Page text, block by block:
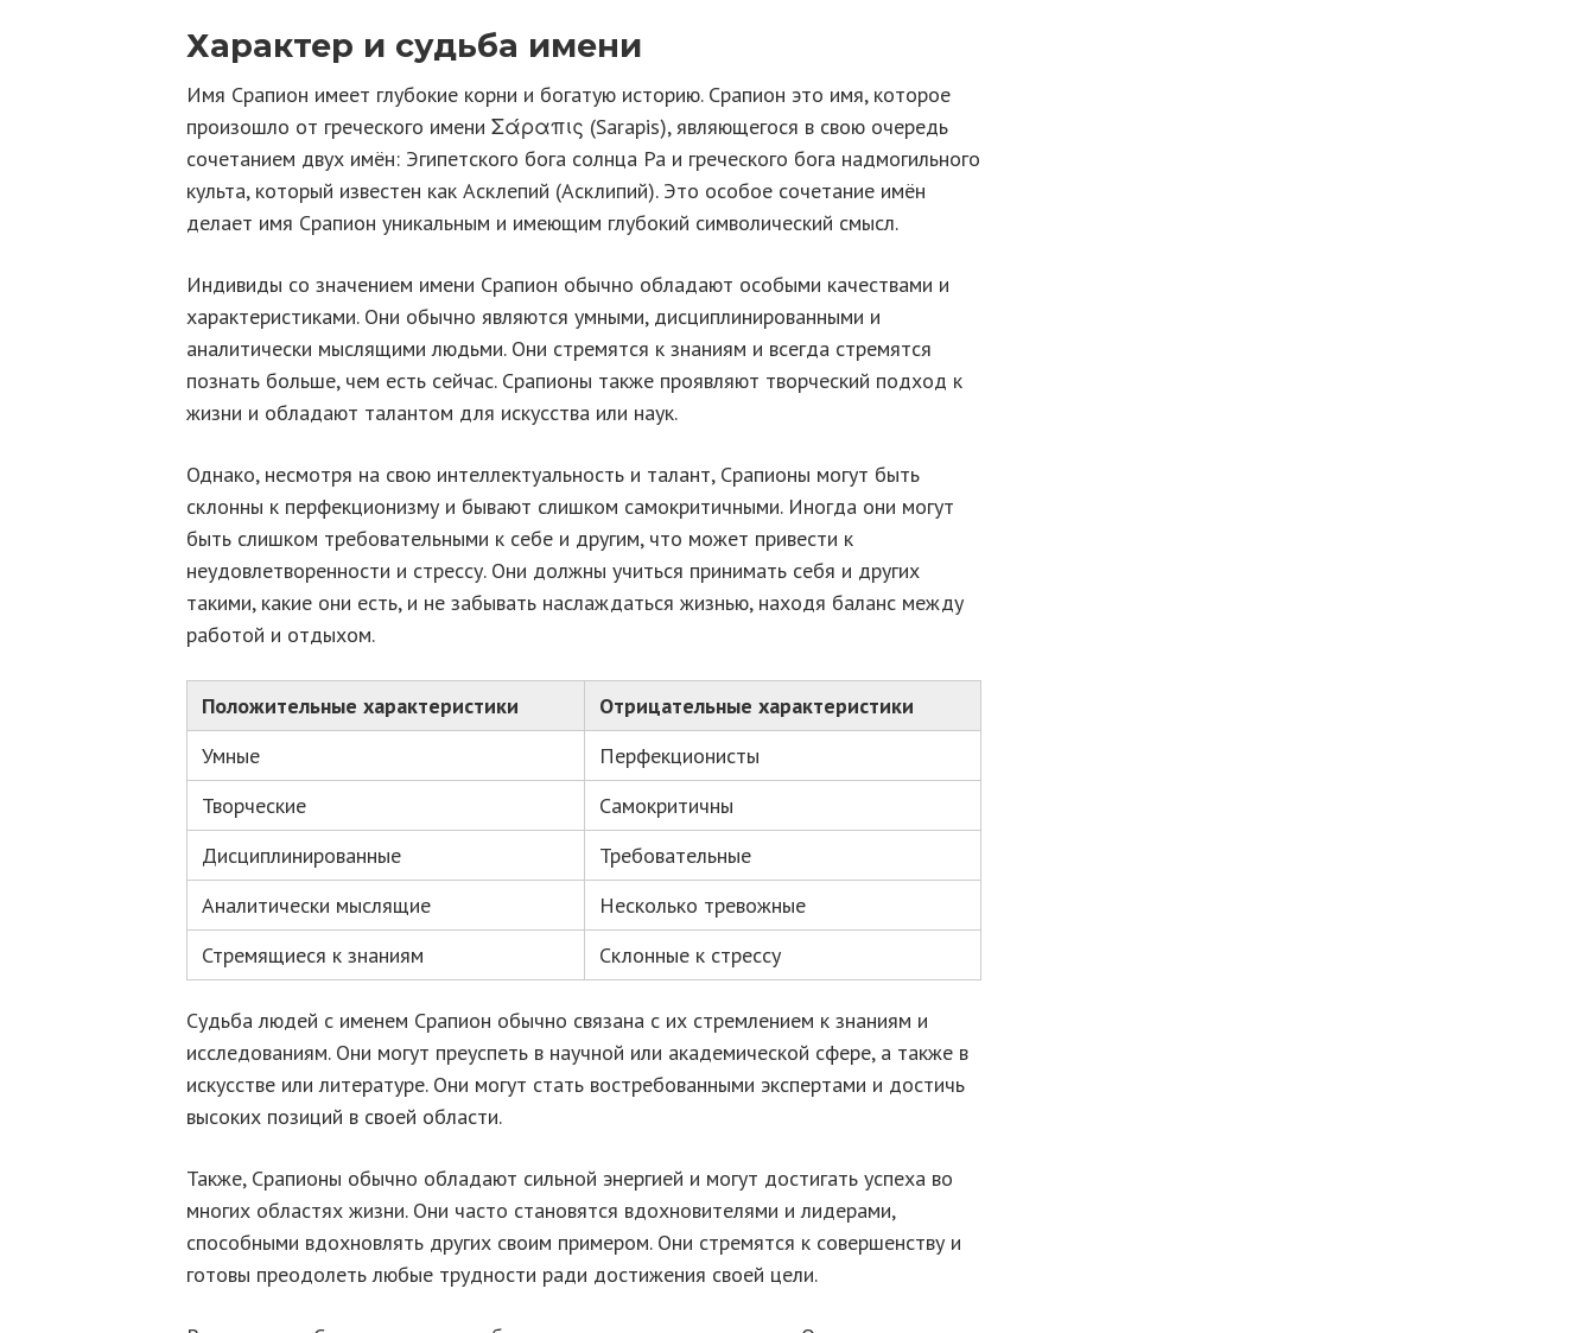
Характер и судьба имени
Имя Срапион имеет глубокие корни и богатую историю. Срапион это имя, которое
произошло от греческого имени Σάραπις (Sarapis), являющегося в свою очередь
сочетанием двух имён: Эгипетского бога солнца Ра и греческого бога надмогильного
культа, который известен как Асклепий (Асклипий). Это особое сочетание имён
делает имя Срапион уникальным и имеющим глубокий символический смысл.
Индивиды со значением имени Срапион обычно обладают особыми качествами и
характеристиками. Они обычно являются умными, дисциплинированными и
аналитически мыслящими людьми. Они стремятся к знаниям и всегда стремятся
познать больше, чем есть сейчас. Срапионы также проявляют творческий подход к
жизни и обладают талантом для искусства или наук.
Однако, несмотря на свою интеллектуальность и талант, Срапионы могут быть
склонны к перфекционизму и бывают слишком самокритичными. Иногда они могут
быть слишком требовательными к себе и другим, что может привести к
неудовлетворенности и стрессу. Они должны учиться принимать себя и других
такими, какие они есть, и не забывать наслаждаться жизнью, находя баланс между
работой и отдыхом.
Положительные характеристики
Отрицательные характеристики
Умные
Перфекционисты
Творческие
Самокритичны
Дисциплинированные
Требовательные
Аналитически мыслящие
Несколько тревожные
Стремящиеся к знаниям
Склонные к стрессу
Судьба людей с именем Срапион обычно связана с их стремлением к знаниям и
исследованиям. Они могут преуспеть в научной или академической сфере, а также в
искусстве или литературе. Они могут стать востребованными экспертами и достичь
высоких позиций в своей области.
Также, Срапионы обычно обладают сильной энергией и могут достигать успеха во
многих областях жизни. Они часто становятся вдохновителями и лидерами,
способными вдохновлять других своим примером. Они стремятся к совершенству и
готовы преодолеть любые трудности ради достижения своей цели.